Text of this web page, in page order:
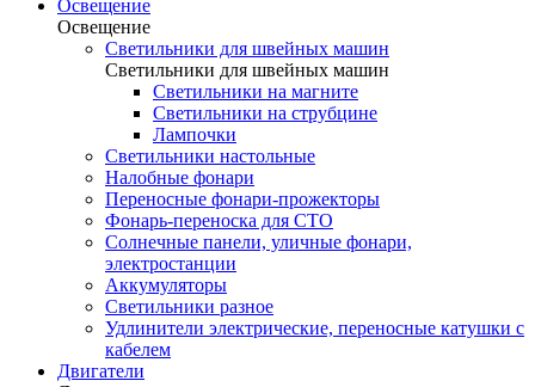
Освещение
Освещение
Светильники для швейных машин
Светильники для швейных машин
Светильники на магните
Светильники на струбцине
Лампочки
Светильники настольные
Налобные фонари
Переносные фонари-прожекторы
Фонарь-переноска для СТО
Солнечные панели, уличные фонари,
электростанции
Аккумуляторы
Светильники разное
Удлинители электрические, переносные катушки с
кабелем
Двигатели